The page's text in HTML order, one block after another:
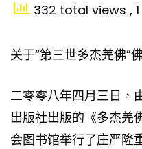
332 total views ,
关于“第三世多杰羌佛”
二零零八年四月三日，
出版社出版的《多杰羌
会图书馆举行了庄严隆